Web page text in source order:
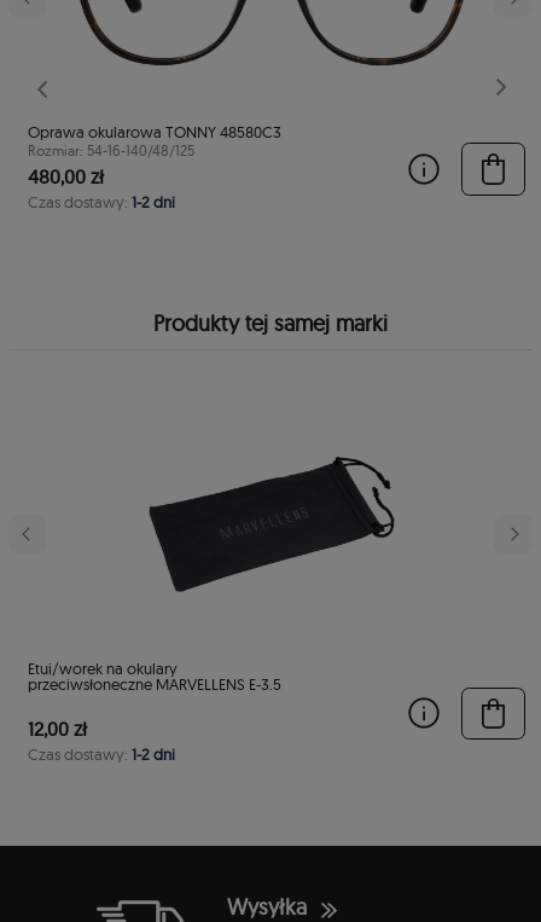
Poprzedni
Oprawa okularowa TONNY 48580C3
Rozmiar: 54-16-140/48/125
480,00 zł
Czas dostawy: 1-2 dni
Produkty tej samej marki
Etui/worek na okulary
przeciwsłoneczne MARVELLENS E-3.5
12,00 zł
Czas dostawy: 1-2 dni
Wysyłka